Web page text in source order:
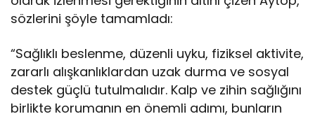
sözlerini şöyle tamamladı:
“Sağlıklı beslenme, düzenli uyku, fiziksel aktivite,
zararlı alışkanlıklardan uzak durma ve sosyal
destek güçlü tutulmalıdır. Kalp ve zihin sağlığını
birlikte korumanın en önemli adımı, bunların